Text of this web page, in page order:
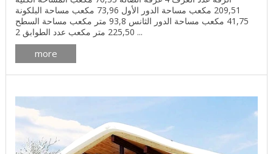
209,51 مكعب مساحة الدور الأول 73,96 مكعب مساحة البلكونة
41,75 مكعب مساحة الدور الثانس 93,8 متر مكعب مساحة السطح
225,50 متر مكعب عدد الطوابق 2 ...
more